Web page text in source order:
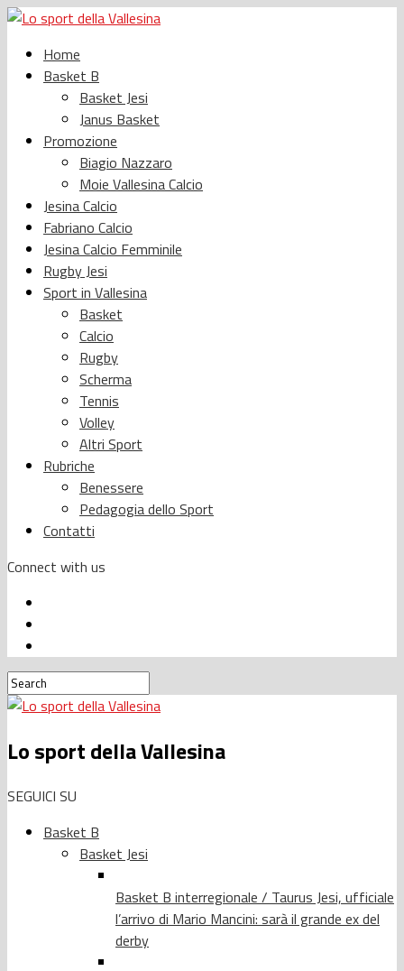
Home
Basket B
Basket Jesi
Janus Basket
Promozione
Biagio Nazzaro
Moie Vallesina Calcio
Jesina Calcio
Fabriano Calcio
Jesina Calcio Femminile
Rugby Jesi
Sport in Vallesina
Basket
Calcio
Rugby
Scherma
Tennis
Volley
Altri Sport
Rubriche
Benessere
Pedagogia dello Sport
Contatti
Connect with us
Lo sport della Vallesina
SEGUICI SU
Basket B
Basket Jesi
Basket B interregionale / Taurus Jesi, ufficiale
l’arrivo di Mario Mancini: sarà il grande ex del
derby